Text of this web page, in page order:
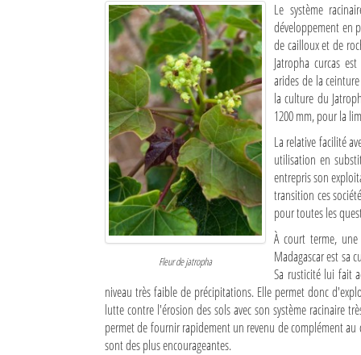
Connexion
Identifiant oublié ?
Mot de passe oublié ?
Fleur de jatropha
Le système
développement en
de cailloux et de
Jatropha curcas
arides de la
la culture du
1200 mm, pour la
La relative facilité
utilisation en
entrepris son
transition ces
pour toutes les
À court terme,
Madagascar est sa
Sa rusticité lui fait
niveau très faible de précipitations. Elle permet donc
lutte contre l'érosion des sols avec son système racinaire
permet de fournir rapidement un revenu de complément
sont des plus encourageantes.